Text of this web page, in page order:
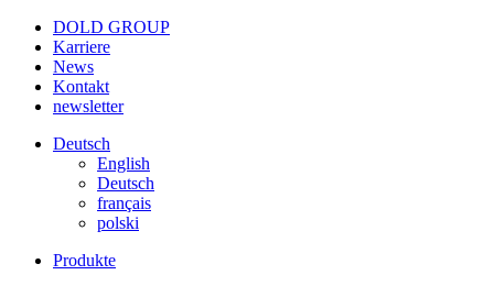
DOLD GROUP
Karriere
News
Kontakt
newsletter
Deutsch
English
Deutsch
français
polski
Produkte